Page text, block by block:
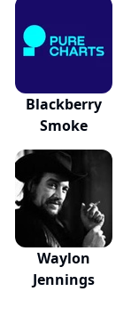
Blackberry
Smoke
Waylon
Jennings